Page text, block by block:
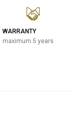
WARRANTY
maximum 5 years